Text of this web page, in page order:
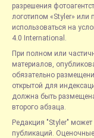
разрешения
логотипом «Styler» или
использоваться на
4.0 International.
При полном или
материалов,
обязательно
открытой для
должна быть
второго абзаца.
Редакция "Styler" может
публикаций.